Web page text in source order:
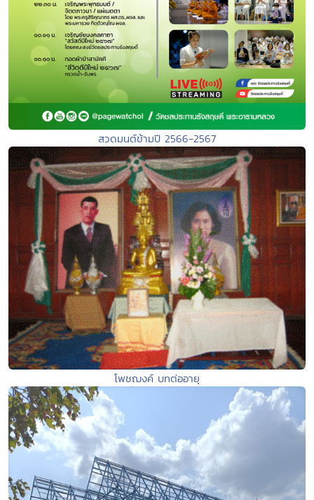
สวดมนต์ข้ามปี 2566-2567
โพชฌงค์ บทต่ออายุ